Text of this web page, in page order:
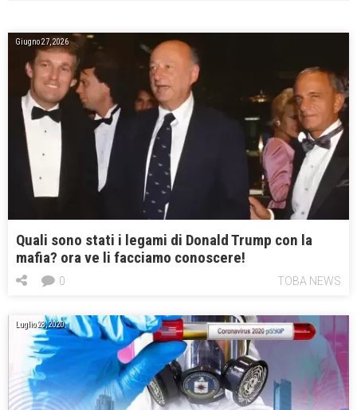
Giugno 27, 2026
Quali sono stati i legami di Donald Trump con la
mafia? ora ve li facciamo conoscere!
TOBA NEWS
0
Luglio 28, 2020